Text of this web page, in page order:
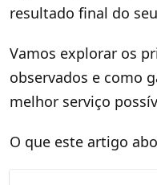
resultado final do
Vamos explorar os
observados e como
melhor serviço
O que este artigo